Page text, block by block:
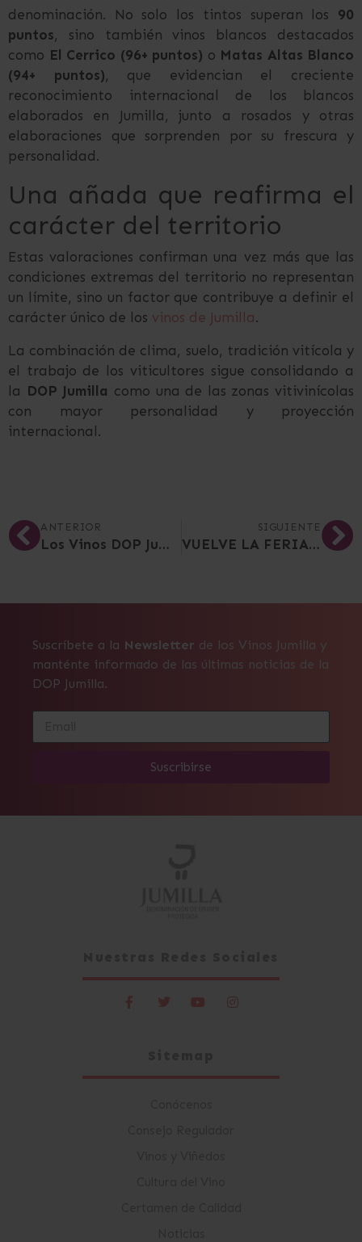
denominación. No solo los tintos superan los 90
puntos, sino también vinos blancos destacados
como El Cerrico (96+ puntos) o Matas Altas Blanco
(94+ puntos), que evidencian el creciente
reconocimiento internacional de los blancos
elaborados en Jumilla, junto a rosados y otras
elaboraciones que sorprenden por su frescura y
personalidad.
Una añada que reafirma el
carácter del territorio
Estas valoraciones confirman una vez más que las
condiciones extremas del territorio no representan
un límite, sino un factor que contribuye a definir el
carácter único de los vinos de Jumilla.
La combinación de clima, suelo, tradición vitícola y
el trabajo de los viticultores sigue consolidando a
la DOP Jumilla como una de las zonas vitivinícolas
con mayor personalidad y proyección
internacional.
ANTERIOR
Los Vinos DOP Jumilla Brillan en la Guía Proensa 2026
SIGUIENTE
VUELVE LA FERIA DE VINOS DOP JUMILLA DE SEMANA SANTA
Suscríbete a la Newsletter de los Vinos Jumilla y
manténte informado de las últimas noticias de la
DOP Jumilla.
Suscribirse